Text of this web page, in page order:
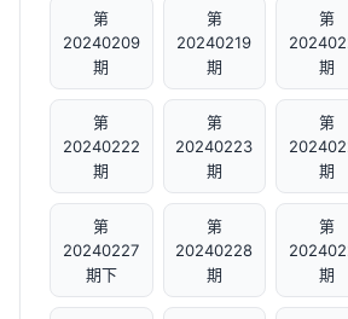
第
20240209
期
第
20240219
期
第
期
第
20240222
期
第
20240223
期
第
期
第
20240227
期下
第
20240228
期
第
期